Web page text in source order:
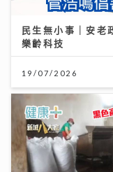
民生無小事｜安老
樂齡科技
19/07/2026
《第四幕》亮相
獎」 笑言5公斤獎
獎項
25/07/2026